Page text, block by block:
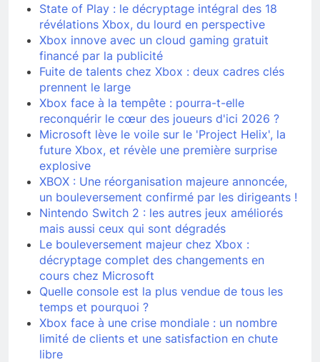
State of Play : le décryptage intégral des 18
révélations Xbox, du lourd en perspective
Xbox innove avec un cloud gaming gratuit
financé par la publicité
Fuite de talents chez Xbox : deux cadres clés
prennent le large
Xbox face à la tempête : pourra-t-elle
reconquérir le cœur des joueurs d'ici 2026 ?
Microsoft lève le voile sur le 'Project Helix', la
future Xbox, et révèle une première surprise
explosive
XBOX : Une réorganisation majeure annoncée,
un bouleversement confirmé par les dirigeants !
Nintendo Switch 2 : les autres jeux améliorés
mais aussi ceux qui sont dégradés
Le bouleversement majeur chez Xbox :
décryptage complet des changements en
cours chez Microsoft
Quelle console est la plus vendue de tous les
temps et pourquoi ?
Xbox face à une crise mondiale : un nombre
limité de clients et une satisfaction en chute
libre